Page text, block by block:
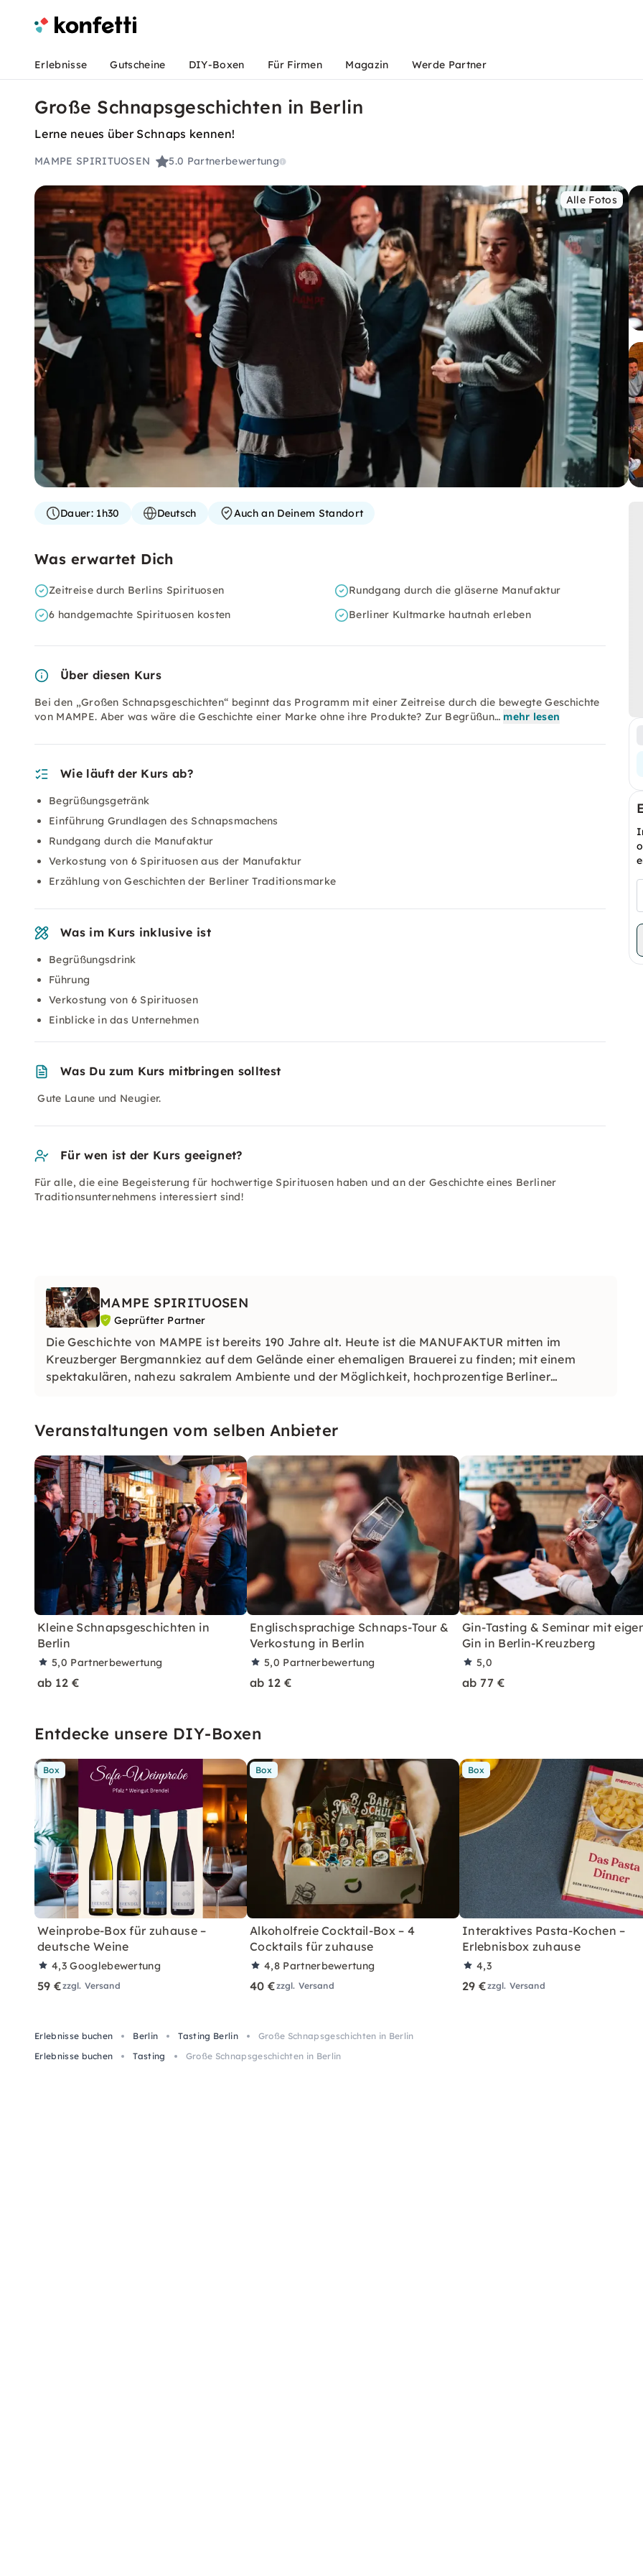
Erlebnisse Gutscheine DIY-Boxen Für Firmen Magazin Werde Partner
Große Schnapsgeschichten in Berlin
Lerne neues über Schnaps kennen!
MAMPE SPIRITUOSEN 5.0 Partnerbewertung
Alle Fotos
Dauer:1h30 Deutsch Auch an Deinem Standort
Was erwartet Dich
Zeitreise durch Berlins Spirituosen
Rundgang durch die gläserne Manufaktur
6 handgemachte Spirituosen kosten
Berliner Kultmarke hautnah erleben
Über diesen Kurs
Bei den „Großen Schnapsgeschichten“ beginnt das Programm mit einer Zeitreise durch die bewegte Geschichte
von MAMPE. Aber was wäre die Geschichte einer Marke ohne ihre Produkte? Zur Begrüßun… mehr lesen
Wie läuft der Kurs ab?
Begrüßungsgetränk
Einführung Grundlagen des Schnapsmachens
Rundgang durch die Manufaktur
Verkostung von 6 Spirituosen aus der Manufaktur
Erzählung von Geschichten der Berliner Traditionsmarke
Was im Kurs inklusive ist
Begrüßungsdrink
Führung
Verkostung von 6 Spirituosen
Einblicke in das Unternehmen
Was Du zum Kurs mitbringen solltest
Gute Laune und Neugier.
Für wen ist der Kurs geeignet?
Für alle, die eine Begeisterung für hochwertige Spirituosen haben und an der Geschichte eines Berliner
Traditionsunternehmens interessiert sind!
MAMPE SPIRITUOSEN
Geprüfter Partner
Die Geschichte von MAMPE ist bereits 190 Jahre alt. Heute ist die MANUFAKTUR mitten im
Kreuzberger Bergmannkiez auf dem Gelände einer ehemaligen Brauerei zu finden; mit einem
spektakulären, nahezu sakralem Ambiente und der Möglichkeit, hochprozentige Berliner
Veranstaltungen vom selben Anbieter
Kleine Schnapsgeschichten in
Berlin
5,0 Partnerbewertung
ab 12 €
Englischsprachige Schnaps-Tour &
Verkostung in Berlin
5,0 Partnerbewertung
ab 12 €
Gin-Tasting & Seminar mit
Gin in Berlin-Kreuzberg
5,0
ab 77 €
Entdecke unsere DIY-Boxen
Box
Weinprobe-Box für zuhause –
deutsche Weine
4,3Googlebewertung
59 €zzgl. Versand
Box
Alkoholfreie Cocktail-Box – 4
Cocktails für zuhause
4,8 Partnerbewertung
40 €zzgl. Versand
Box
Interaktives Pasta-Kochen –
Erlebnisbox zuhause
4,3
29 €zzgl. Versand
Erlebnisse buchen Berlin Tasting Berlin
Große Schnapsgeschichten in Berlin
Erlebnisse buchen
Tasting Große Schnapsgeschichten in Berlin